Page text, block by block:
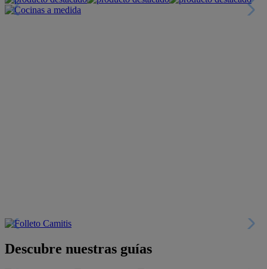
Descubre nuestras guías